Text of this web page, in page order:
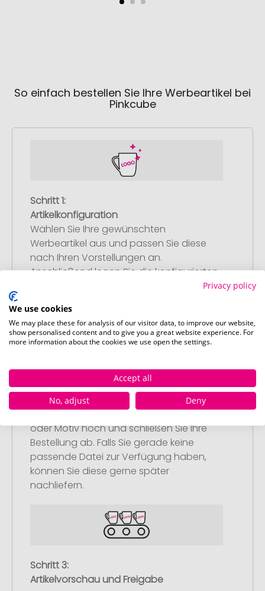
So einfach bestellen Sie Ihre Werbeartikel bei
Pinkcube
Schritt 1:
Artikelkonfiguration
Wählen Sie Ihre gewünschten
Werbeartikel aus und passen Sie diese
nach Ihren Vorstellungen an.
Anschließend legen Sie die konfigurierten
Upload Ihres Logos oder Motivs
Laden Sie auf unserer
Bestellabschlussseite (Checkout) Ihr Logo
oder Motiv hoch und schließen Sie Ihre
Bestellung ab. Falls Sie gerade keine
passende Datei zur Verfügung haben,
können Sie diese gerne später
nachliefern.
Schritt 3:
Artikelvorschau und Freigabe
Privacy policy
We use cookies
We may place these for analysis of our visitor data, to improve our website,
show personalised content and to give you a great website experience. For
more information about the cookies we use open the settings.
Accept all
No, adjust
Deny